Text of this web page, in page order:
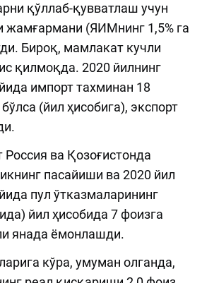
қўллаб-қувватлаш учун
жамғармани (ЯИМнинг 1,5% га
Бироқ, мамлакат кучли
қилмоқда. 2020 йилнинг
импорт тахминан 18
(йил ҳисобига), экспорт
ва Қозоғистонда
пасайиши ва 2020 йил
пул ўтказмаларининг
йил ҳисобида 7 фоизга
янада ёмонлашди.
кўра, умуман олганда,